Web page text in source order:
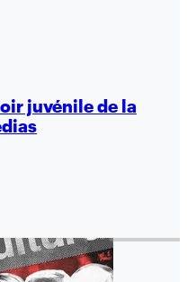
juvénile de la